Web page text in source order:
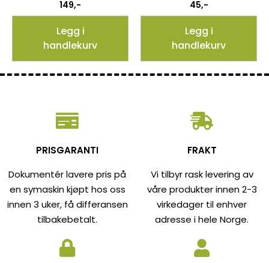
149,-
Legg i
handlekurv
45,-
Legg i
handlekurv
PRISGARANTI
Dokumentér lavere pris på
en symaskin kjøpt hos oss
innen 3 uker, få differansen
tilbakebetalt.
FRAKT
Vi tilbyr rask levering av
våre produkter innen 2-3
virkedager til enhver
adresse i hele Norge.